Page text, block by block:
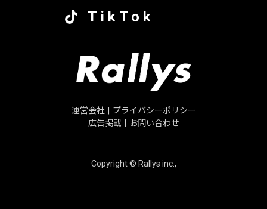
TikTok
運営会社
プライバシーポリシー
広告掲載
お問い合わせ
Copyright © Rallys inc.,